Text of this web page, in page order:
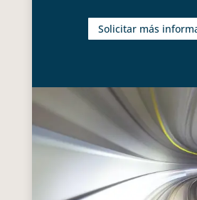
Solicitar más